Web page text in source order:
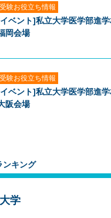
受験お役立ち情報
ベント]私立大学医学部進学
岡会場
受験お役立ち情報
ベント]私立大学医学部進学
阪会場
ンキング
学